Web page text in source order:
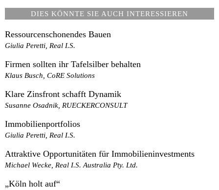
DIES KÖNNTE SIE AUCH INTERESSIEREN
Ressourcenschonendes Bauen
Giulia Peretti, Real I.S.
Firmen sollten ihr Tafelsilber behalten
Klaus Busch, CoRE Solutions
Klare Zinsfront schafft Dynamik
Susanne Osadnik, RUECKERCONSULT
Immobilienportfolios
Giulia Peretti, Real I.S.
Attraktive Opportunitäten für Immobilieninvestments
Michael Wecke, Real I.S. Australia Pty. Ltd.
„Köln holt auf“